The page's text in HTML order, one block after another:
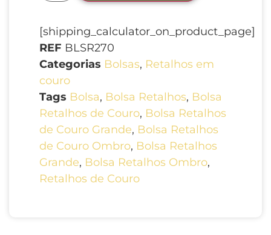
[shipping_calculator_on_product_page]
REF BLSR270
Categorias Bolsas, Retalhos em
couro
Tags Bolsa, Bolsa Retalhos, Bolsa
Retalhos de Couro, Bolsa Retalhos
de Couro Grande, Bolsa Retalhos
de Couro Ombro, Bolsa Retalhos
Grande, Bolsa Retalhos Ombro,
Retalhos de Couro